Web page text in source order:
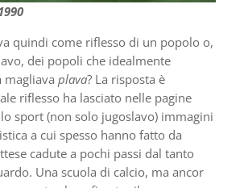
quindi come riflesso di un popolo o,
dei popoli che idealmente
magliava plava? La risposta è
riflesso ha lasciato nelle pagine
sport (non solo jugoslavo) immagini
a cui spesso hanno fatto da
cadute a pochi passi dal tanto
Una scuola di calcio, ma ancor